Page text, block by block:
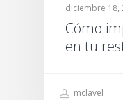
diciembre 18,
Cómo
en tu
mclavel